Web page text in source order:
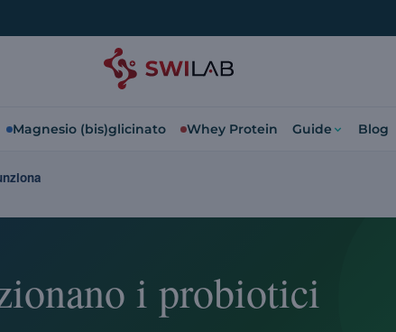
Magnesio (bis)glicinato Whey Protein Guide Blog
i probiotici